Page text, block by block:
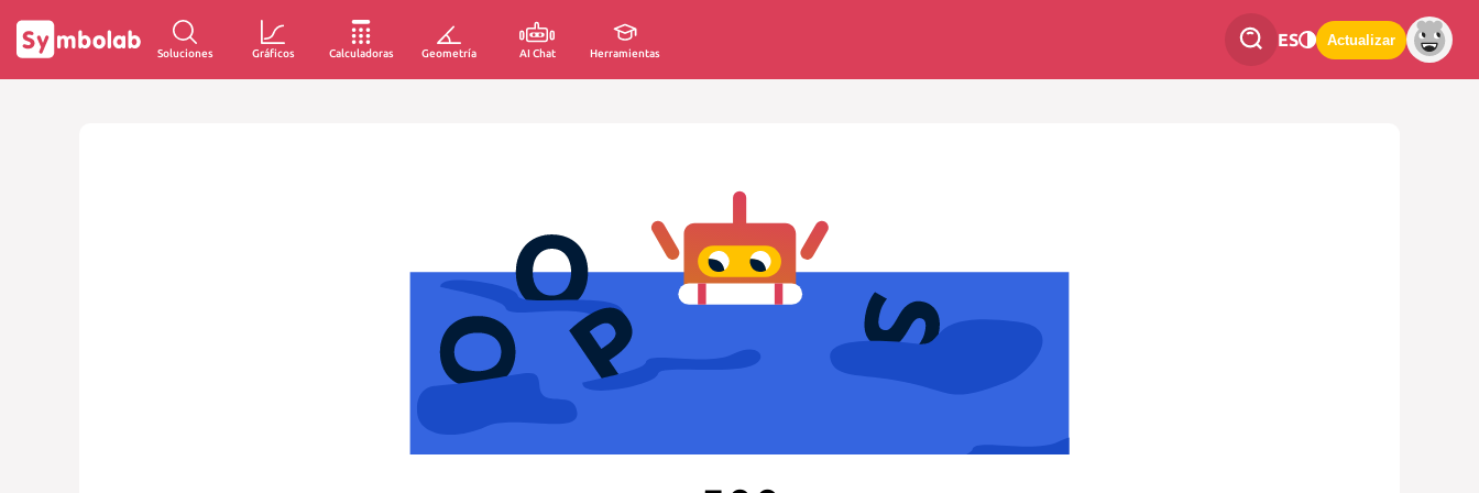
Soluciones Gráficos Calculadoras Geometría AI Chat Herramientas
ES Actualizar